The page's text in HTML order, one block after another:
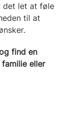
det let at føle
til at
find en
eller